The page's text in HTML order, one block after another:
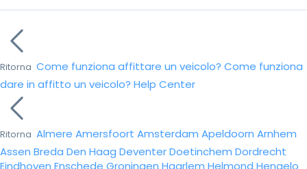
Ritorna Come funziona affittare un veicolo? Come funziona
dare in affitto un veicolo? Help Center
Ritorna Almere Amersfoort Amsterdam Apeldoorn Arnhem
Assen Breda Den Haag DeventerDoetinchem Dordrecht
Eindhoven Enschede Groningen Haarlem Helmond Hengelo